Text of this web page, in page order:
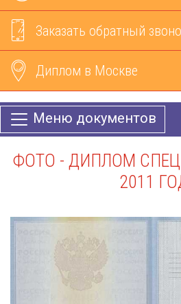
Заказать обратный
Диплом в Москве
Меню документов
ФОТО - ДИПЛОМ
2011